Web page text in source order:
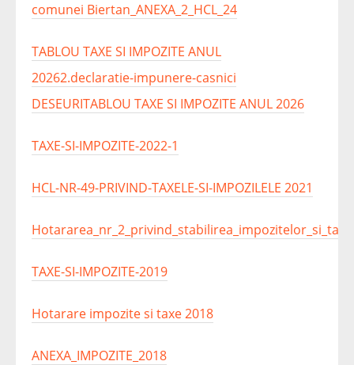
comunei Biertan_ANEXA_2_HCL_24
TABLOU TAXE SI IMPOZITE ANUL
20262.declaratie-impunere-casnici
DESEURITABLOU TAXE SI IMPOZITE ANUL 2026
TAXE-SI-IMPOZITE-2022-1
HCL-NR-49-PRIVIND-TAXELE-SI-IMPOZILELE 2021
TAXE-SI-IMPOZITE-2019
Hotarare impozite si taxe 2018
ANEXA_IMPOZITE_2018